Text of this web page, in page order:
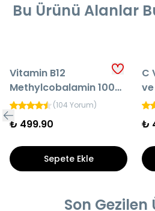
Bu Ürünü Alanlar
Vitamin B12
Methylcobalamin 1000
mcg Sprey-Damla 10
ml
(104 Yorum)
₺ 499.90
Sepete Ekle
C
₺
Son Gezilen